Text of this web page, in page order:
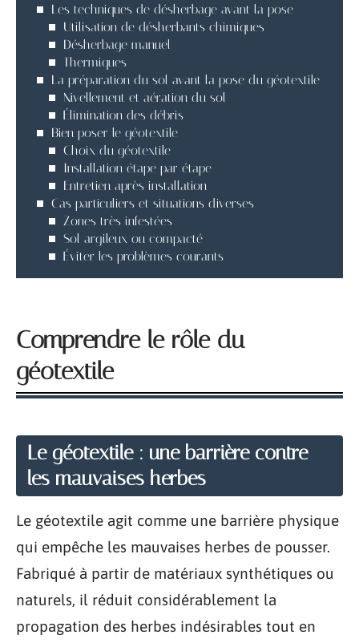
Les techniques de désherbage avant la pose
Utilisation de désherbants chimiques
Désherbage manuel
Thermiques
La préparation du sol avant la pose du géotextile
Nivellement et aération du sol
Élimination des débris
Bien poser le géotextile
Choix du géotextile
Installation étape par étape
Entretien après installation
Cas particuliers et situations diverses
Zones très infestées
Sol argileux ou compacté
Éviter les problèmes courants
Comprendre le rôle du
géotextile
Le géotextile : une barrière contre
les mauvaises herbes
Le géotextile agit comme une barrière physique
qui empêche les mauvaises herbes de pousser.
Fabriqué à partir de matériaux synthétiques ou
naturels, il réduit considérablement la
propagation des herbes indésirables tout en